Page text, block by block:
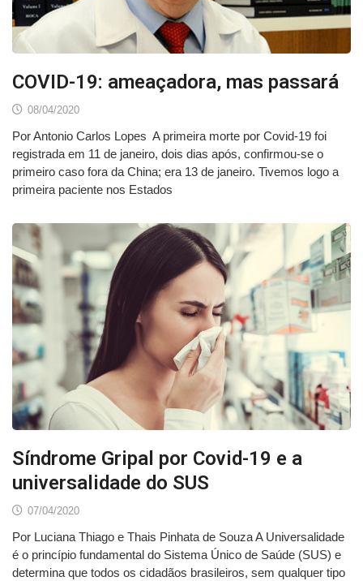
COVID-19: ameaçadora, mas passará
08/04/2020
Por Antonio Carlos Lopes A primeira morte por Covid-19 foi
registrada em 11 de janeiro, dois dias após, confirmou-se o
primeiro caso fora da China; era 13 de janeiro. Tivemos logo a
primeira paciente nos Estados
Síndrome Gripal por Covid-19 e a
universalidade do SUS
07/04/2020
Por Luciana Thiago e Thais Pinhata de Souza A Universalidade
é o princípio fundamental do Sistema Único de Saúde (SUS) e
determina que todos os cidadãos brasileiros, sem qualquer tipo